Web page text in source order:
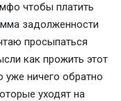
чтобы платить
задолженности
просыпаться
как прожить этот
уже ничего обратно
уходят на